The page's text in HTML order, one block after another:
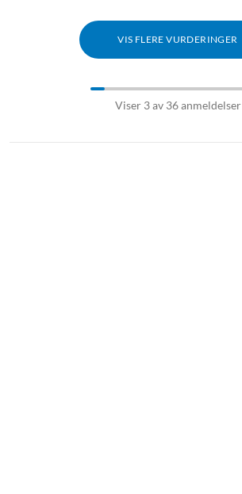
VIS FLERE VURDERINGER
Viser 3 av 36 anmeldelser